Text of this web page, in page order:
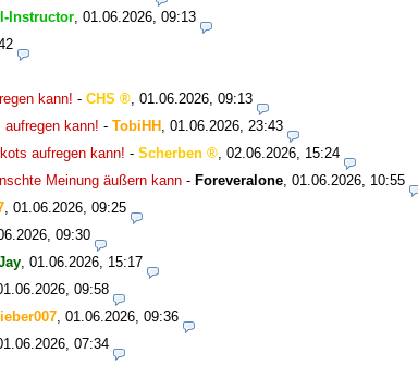
Instructor 01.06.2026, 09:13
kann! - CHS
01.06.2026, 09:13
kann! - TobiHH 01.06.2026, 23:43
aufregen kann! - Scherben
02.06.2026, 15:24
Meinung äußern kann - Foreveralone 01.06.2026, 10:55
01.06.2026, 09:25
09:30
01.06.2026, 15:17
09:58
01.06.2026, 09:36
07:34